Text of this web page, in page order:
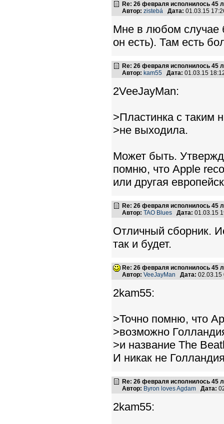
Re: 26 февраля исполнилось 45
Автор: zistebá Дата: 01.03.15
Мне в любом случае
он есть). Там есть
Re: 26 февраля исполнилось 45
Автор: kam55 Дата: 01.03.15
2VeeJayMan:
>Пластинка с таким
>не выходила.
Может быть.
помню, что Apple
или другая
Re: 26 февраля исполнилось 45
Автор: TAO Blues Дата: 01.03.15
Отличный сборник.
так и будет.
Re: 26 февраля исполнилось 45
Автор: VeeJayMan Дата:
2kam55:
>Точно помню, что
>возможно
>и название The
И никак не
Re: 26 февраля исполнилось 45
Автор: Byron loves Agdam Дата:
2kam55: